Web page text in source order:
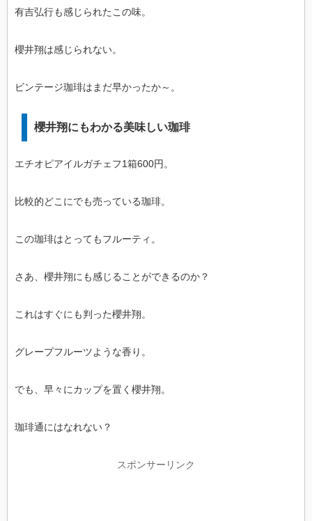
有吉弘行も感じられたこの味。
櫻井翔は感じられない。
ビンテージ珈琲はまだ早かったか～。
櫻井翔にもわかる美味しい珈琲
エチオピアイルガチェフ1箱600円。
比較的どこにでも売っている珈琲。
この珈琲はとってもフルーティ。
さあ、櫻井翔にも感じることができるのか？
これはすぐにも判った櫻井翔。
グレープフルーツような香り。
でも、早々にカップを置く櫻井翔。
珈琲通にはなれない？
スポンサーリンク